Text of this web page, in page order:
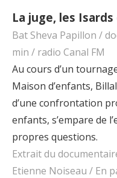
La juge, les
Bat Sheva Papillon /
min / radio Canal FM
Au cours d’un
Maison d’enfants,
d’une confrontation
enfants, s’empare de
propres questions.
Extrait du
Etienne Noiseau / En